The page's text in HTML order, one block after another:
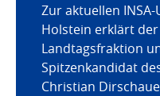
Zur aktuellen
Holstein erklärt der
Landtagsfraktion
Spitzenkandidat
Christian